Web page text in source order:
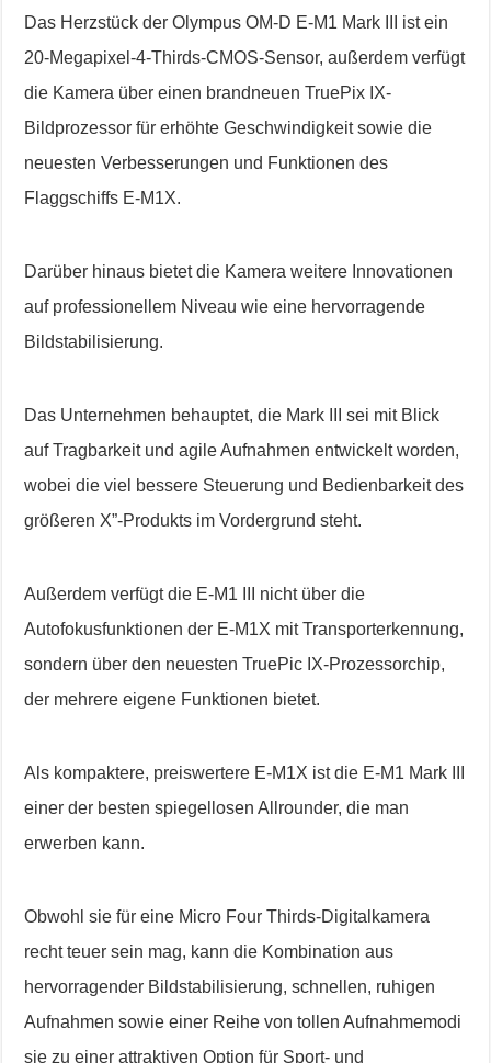
Das Herzstück der Olympus OM-D E-M1 Mark III ist ein
20-Megapixel-4-Thirds-CMOS-Sensor, außerdem verfügt
die Kamera über einen brandneuen TruePix IX-
Bildprozessor für erhöhte Geschwindigkeit sowie die
neuesten Verbesserungen und Funktionen des
Flaggschiffs E-M1X.
Darüber hinaus bietet die Kamera weitere Innovationen
auf professionellem Niveau wie eine hervorragende
Bildstabilisierung.
Das Unternehmen behauptet, die Mark III sei mit Blick
auf Tragbarkeit und agile Aufnahmen entwickelt worden,
wobei die viel bessere Steuerung und Bedienbarkeit des
größeren X”-Produkts im Vordergrund steht.
Außerdem verfügt die E-M1 III nicht über die
Autofokusfunktionen der E-M1X mit Transporterkennung,
sondern über den neuesten TruePic IX-Prozessorchip,
der mehrere eigene Funktionen bietet.
Als kompaktere, preiswertere E-M1X ist die E-M1 Mark III
einer der besten spiegellosen Allrounder, die man
erwerben kann.
Obwohl sie für eine Micro Four Thirds-Digitalkamera
recht teuer sein mag, kann die Kombination aus
hervorragender Bildstabilisierung, schnellen, ruhigen
Aufnahmen sowie einer Reihe von tollen Aufnahmemodi
sie zu einer attraktiven Option für Sport- und